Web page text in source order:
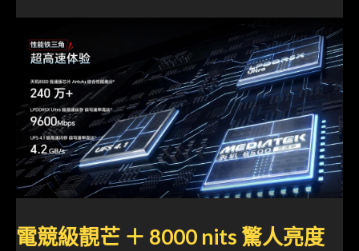
電競級靚芒 ＋ 8000 nits 驚人亮度